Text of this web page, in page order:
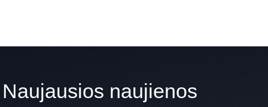
Naujausios naujienos